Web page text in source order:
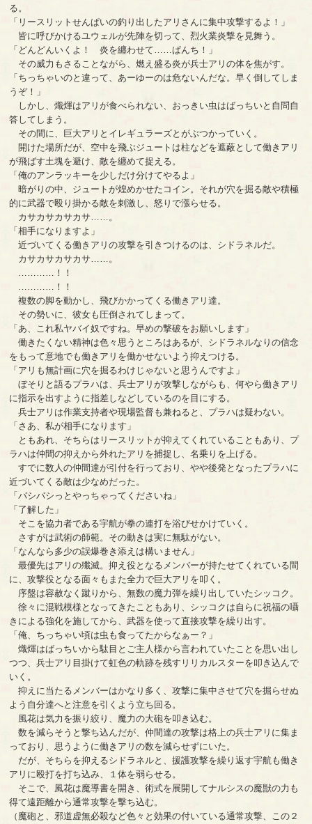
る。
「リースリットせんぱいの釣り出したアリさんに集中攻撃するよ！」
皆に呼びかけるユウェルが先陣を切って、烈火業炎撃を見舞う。
「どんどんいくよ！ 炎を纏わせて……ぱんち！」
その威力もさることながら、燃え盛る炎が兵士アリの体を焦がす。
「ちっちゃいのと違って、あーゆーのは危ないんだな。早く倒してしま
うぞ！」
しかし、熾煇はアリが食べられない、おっきい虫はばっちいと自問自
答してしまう。
その間に、巨大アリとイレギュラーズとがぶつかっていく。
開けた場所だが、空中を飛ぶジュートは柱などを遮蔽として働きアリ
が飛ばす土塊を避け、敵を纏めて捉える。
「俺のアンラッキーを少しだけ分けてやるよ」
暗がりの中、ジュートが煌めかせたコイン。それが穴を掘る敵や積極
的に武器で殴り掛かる敵を刺激し、怒りで漲らせる。
カサカサカサカサ……。
「相手になりますよ」
近づいてくる働きアリの攻撃を引きつけるのは、シドラネルだ。
カサカサカサカサ……。
…………！！
…………！！
複数の脚を動かし、飛びかかってくる働きアリ達。
その勢いに、彼女も圧倒されてしまって。
「あ、これ私ヤバイ奴ですね。早めの撃破をお願いします」
働きたくない精神は色々思うところはあるが、シドラネルなりの信念
をもって意地でも働きアリを働かせないよう抑えつける。
「アリも無計画に穴を掘るわけじゃないと思うんですよ」
ぼそりと語るプラハは、兵士アリが攻撃しながらも、何やら働きアリ
に指示を出すように指差しなどしているのを目にする。
兵士アリは作業支持者や現場監督も兼ねると、プラハは疑わない。
「さあ、私が相手になります」
ともあれ、そちらはリースリットが抑えてくれていることもあり、プ
ラハは仲間の抑えから外れたアリを捕捉し、名乗りを上げる。
すでに数人の仲間達が引付を行っており、やや後発となったプラハに
近づいてくる敵は少なめだった。
「バシバシっとやっちゃってくださいね」
「了解した」
そこを協力者である宇航が拳の連打を浴びせかけていく。
さすがは武術の師範。その動きは実に無駄がない。
「なんなら多少の誤爆巻き添えは構いません」
最優先はアリの殲滅。抑え役となるメンバーが持たせてくれている間
に、攻撃役となる面々もまた全力で巨大アリを叩く。
序盤は容赦なく蹴りから、無数の魔力弾を繰り出していたシッコク。
徐々に混戦模様となってきたこともあり、シッコクは自らに祝福の囁
きによる強化を施してから、武器を使って直接攻撃を繰り出す。
「俺、ちっちゃい頃は虫も食ってたからなぁー？」
熾煇はばっちいから駄目とご主人様から言われていたことを思い出し
つつ、兵士アリ目掛けて虹色の軌跡を残すリリカルスターを叩き込んで
いく。
抑えに当たるメンバーはかなり多く、攻撃に集中させて穴を掘らせぬ
よう自分達へと注意を引くよう立ち回る。
風花は気力を振り絞り、魔力の大砲を叩き込む。
数を減らそうと撃ち込んだが、仲間達の攻撃は格上の兵士アリに集ま
っており、思うように働きアリの数を減らせずにいた。
だが、そちらを抑えるシドラネルと、援護攻撃を繰り返す宇航も働き
アリに殴打を打ち込み、１体を弱らせる。
そこで、風花は魔導書を開き、術式を展開してナルシスの魔獣の力も
得て遠距離から通常攻撃を撃ち込む。
（魔砲と、邪道虚無必殺など色々と効果の付いている通常攻撃、この２